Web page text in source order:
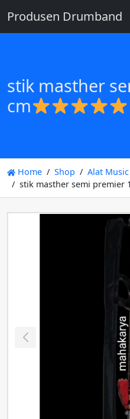
Produsen Drumband
stik masther
cm
Home Shop Alat Music
stik masther semi premier